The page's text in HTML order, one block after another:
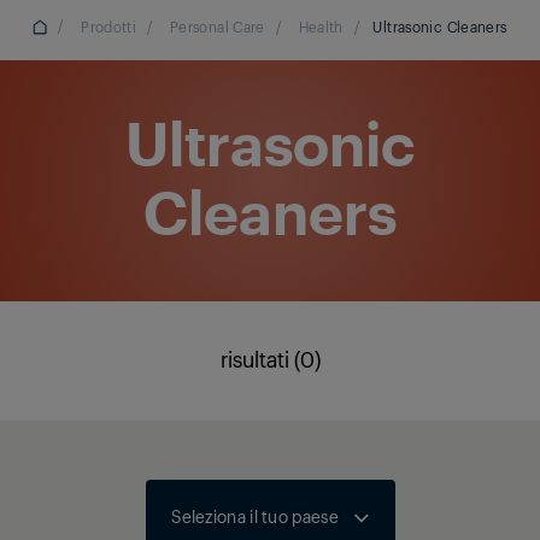
/ Prodotti / Personal Care / Health / Ultrasonic Cleaners
Ultrasonic
Cleaners
risultati (0)
Seleziona il tuo paese